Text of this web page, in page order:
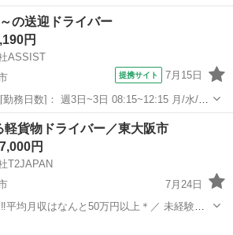
※デイサービスを利用されるお客様の送迎
ン・ハイエース)の運転、各種点検 ※乗
車い...
ライバー
の送迎ドライバー
円
ASSIST
提携サイト 7月15日
東大阪市楠根２－７－８ 株式会社ASSIST
徳庵駅徒歩10分／長田(大阪府)駅 徒歩20分 [職...
ドライバー
軽貨物ドライバー／東大阪市
円
T2JAPAN
7月24日
平均月収はなんと50万円以上＊／ 未経験者